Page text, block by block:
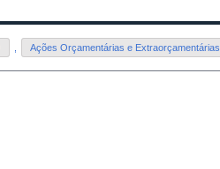
Ações Orçamentárias e Extraorçamentárias